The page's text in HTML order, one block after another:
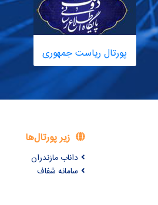
پورتال ریاست جمهوری
زیر پورتال‌ها
داناب مازندران
سامانه شفاف